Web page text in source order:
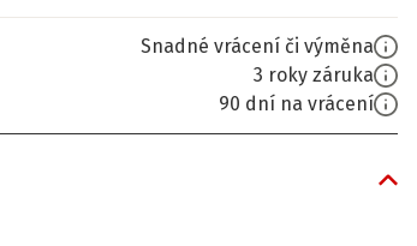
Snadné vrácení či výměna
3 roky záruka
90 dní na vrácení